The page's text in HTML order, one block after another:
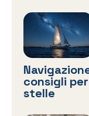
consigli
stelle